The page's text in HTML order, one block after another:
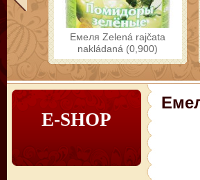
Емеля Zelená rajčata
nakládaná (0,900)
E-SHOP